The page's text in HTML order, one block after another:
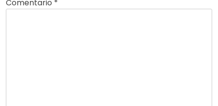
Comentario *